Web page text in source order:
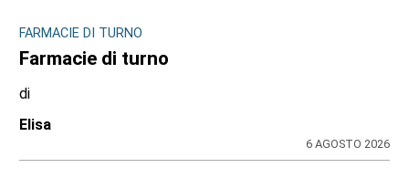
FARMACIE DI TURNO
Farmacie di turno
di
Elisa
6 AGOSTO 2026